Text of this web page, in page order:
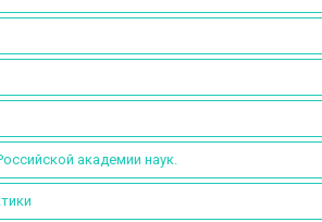
академии наук.